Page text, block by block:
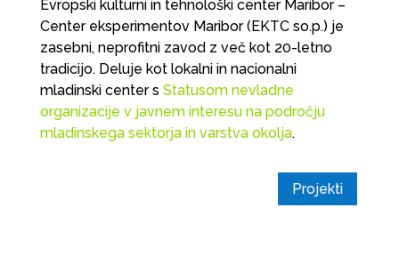
Evropski kulturni in tehnološki center Maribor –
Center eksperimentov Maribor (EKTC so.p.) je
zasebni, neprofitni zavod z več kot 20-letno
tradicijo. Deluje kot lokalni in nacionalni
mladinski center s Statusom nevladne
organizacije v javnem interesu na področju
mladinskega sektorja in varstva okolja.
Projekti